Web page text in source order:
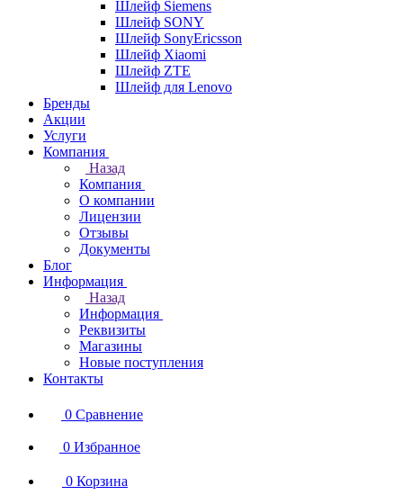
Шлейф Siemens
Шлейф SONY
Шлейф SonyEricsson
Шлейф Xiaomi
Шлейф ZTE
Шлейф для Lenovo
Бренды
Акции
Услуги
Компания
Назад
Компания
О компании
Лицензии
Отзывы
Документы
Блог
Информация
Назад
Информация
Реквизиты
Магазины
Новые поступления
Контакты
0 Сравнение
0 Избранное
0 Корзина